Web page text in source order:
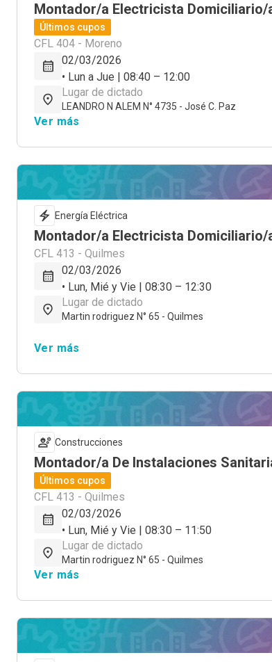
Montador/a Electricista Domiciliario/
Últimos cupos
CFL 404 - Moreno
02/03/2026
• Lun a Jue | 08:40 – 12:00
Lugar de dictado
LEANDRO N ALEM N° 4735 - José C. Paz
Ver más
Energía Eléctrica
Montador/a Electricista Domiciliario/
CFL 413 - Quilmes
02/03/2026
• Lun, Mié y Vie | 08:30 – 12:30
Lugar de dictado
Martin rodriguez N° 65 - Quilmes
Ver más
Construcciones
Montador/a De Instalaciones
Últimos cupos
CFL 413 - Quilmes
02/03/2026
• Lun, Mié y Vie | 08:30 – 11:50
Lugar de dictado
Martin rodriguez N° 65 - Quilmes
Ver más